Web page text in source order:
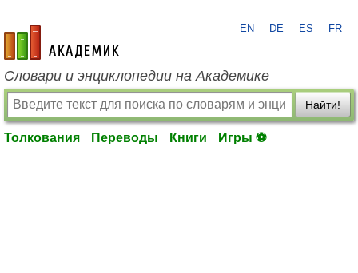
academic.ru
EN DE ES FR
Словари и энциклопедии на Академике
Найти!
Толкования Переводы Книги Игры ⚽